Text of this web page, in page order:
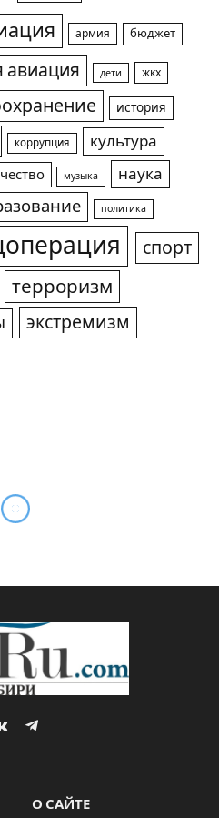
армия бюджет
авиация дети жкх
история
коррупция
культура
музыка
наука
политика
спорт
терроризм
экстремизм
Telegram
О САЙТЕ